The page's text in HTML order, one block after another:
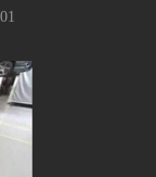
01 كانون الثاني 2013, 12:00 ص